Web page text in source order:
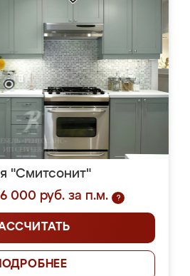
"Смитсонит"
000 руб. за п.м.
?